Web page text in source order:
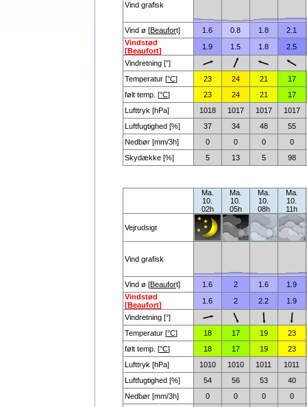
Vind grafisk
Vind ø [Beaufort] 1.6 0.8 1.8
2.1
Vindstød
[Beaufort] 1.9 1.5 1.8
2.5
Vindretning [°]
Temperatur [°C] 23 24 21
17
følt temp. [°C] 23 24 21
17
Lufttryk [hPa]
1018 1017 1017
1017
Luftfugtighed [%]
37 34 48
55
Nedbør [mm/3h]
0 0 0
0
Skydække [%]
5 13 5 98
Ma.
10.
02h
Ma.
10.
05h
Ma.
10.
08h
Ma.
10.
11h
Vejrudsigt
Vind grafisk
Vind ø [Beaufort] 1.6 2 1.6
1.9
Vindstød
[Beaufort] 1.6 2 2.2
1.9
Vindretning [°]
Temperatur [°C] 18 17 19
23
følt temp. [°C] 18 17 19
23
Lufttryk [hPa]
1010 1010 1011
1011
Luftfugtighed [%]
54 56 53
40
Nedbør [mm/3h]
0 0 0
0